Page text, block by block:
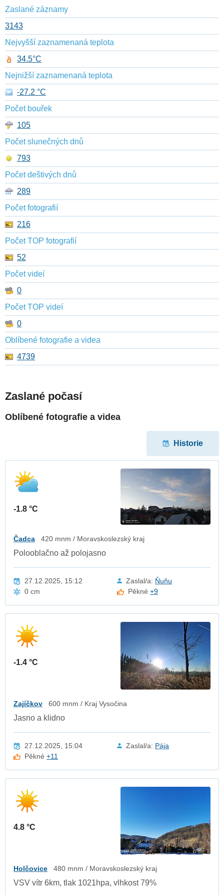
Zaslané záznamy
3143
Nejvyšší zaznamenaná teplota
34.5°C
Nejnižší zaznamenaná teplota
-27.2 °C
Počet bouřek
105
Počet slunečných dnů
793
Počet deštivých dnů
289
Počet fotografií
216
Počet TOP fotografií
52
Počet videí
0
Počet TOP videí
0
Oblíbené fotografie a videa
4739
Zaslané počasí
Oblíbené fotografie a videa
Historie
-1.8 °C
Čadca 420 mnm / Moravskoslezský kraj
Polooblačno až polojasno
27.12.2025, 15:12 Zaslal/a: Ňuňu
0 cm
Pěkné+9
-1.4 °C
Zajíčkov 600 mnm / Kraj Vysočina
Jasno a klidno
27.12.2025, 15:04 Zaslal/a: Pája
Pěkné+11
4.8 °C
Holčovice 480 mnm / Moravskoslezský kraj
VSV vítr 6km, tlak 1021hpa, vlhkost 79%